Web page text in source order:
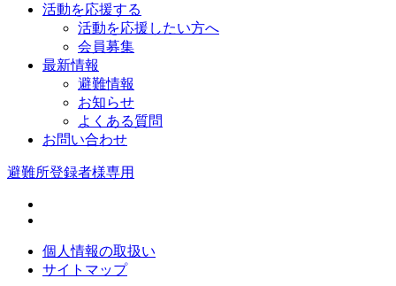
活動を応援する
活動を応援したい方へ
会員募集
最新情報
避難情報
お知らせ
よくある質問
お問い合わせ
避難所登録者様専用
個人情報の取扱い
サイトマップ